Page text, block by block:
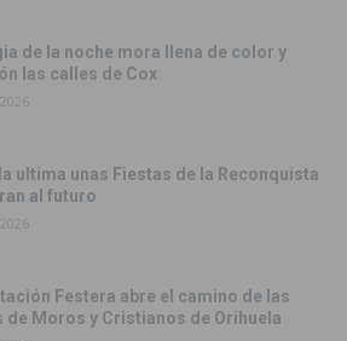
de la noche mora llena de color y
las calles de Cox
ultima unas Fiestas de la Reconquista
al futuro
Festera abre el camino de las
de Moros y Cristianos de Orihuela